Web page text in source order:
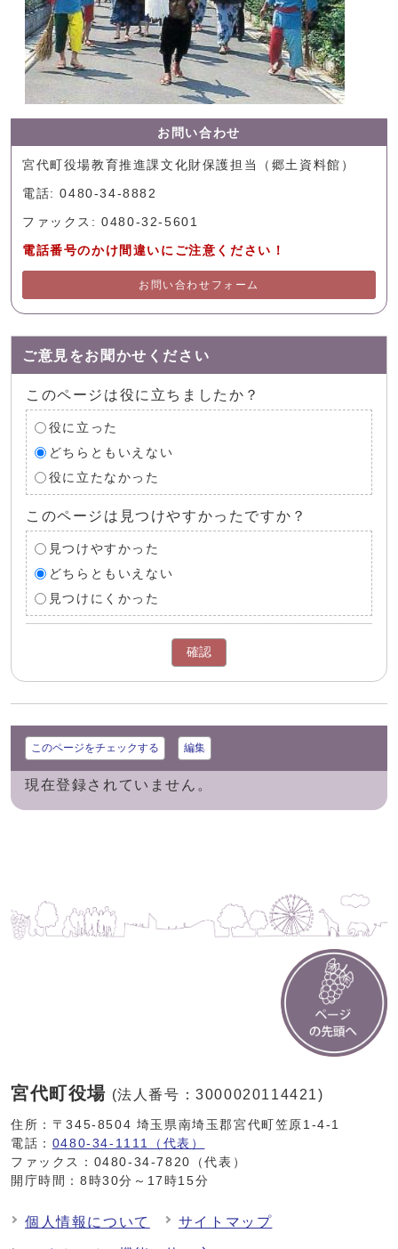
お問い合わせ
宮代町役場教育推進課文化財保護担当（郷土資料館）
電話: 0480-34-8882
ファックス: 0480-32-5601
電話番号のかけ間違いにご注意ください！
お問い合わせフォーム
ご意見をお聞かせください
このページは役に立ちましたか？
役に立った
どちらともいえない
役に立たなかった
このページは見つけやすかったですか？
見つけやすかった
どちらともいえない
見つけにくかった
確認
このページをチェックする 編集
現在登録されていません。
宮代町役場 (法人番号：3000020114421)
住所：〒345-8504 埼玉県南埼玉郡宮代町笠原1-4-1
電話： 0480-34-1111（代表）
ファックス：0480-34-7820（代表）
開庁時間：8時30分～17時15分
個人情報について サイトマップ